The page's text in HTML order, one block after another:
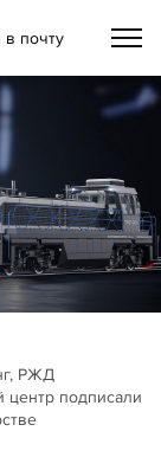
в почту
РЖД
центр подписали